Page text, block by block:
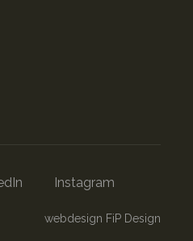
Instagram
webdesign FiP Design